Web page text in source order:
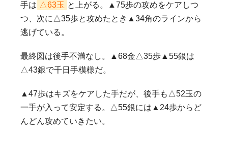
手は △63玉 と上がる。▲75歩の攻めをケアしつ
つ、次に△35歩と攻めたとき▲34角のラインから
逃げている。
最終図は後手不満なし。▲68金△35歩▲55銀は
△43銀で千日手模様だ。
▲47歩はキズをケアした手だが、後手も△52玉の
一手が入って安定する。△55銀には▲24歩からど
んどん攻めていきたい。